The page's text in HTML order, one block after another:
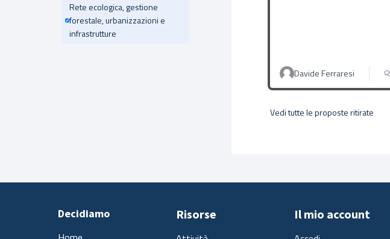
Rete ecologica, gestione
forestale, urbanizzazioni e
infrastrutture
Davide Ferraresi
Vedi tutte le proposte ritirate
Decidiamo Risorse Il mio account